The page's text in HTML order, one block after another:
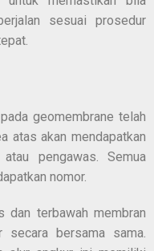
sesuai prosedur
geomembrane telah
atas akan mendapatkan
pengawas. Semua
nomor.
dan terbawah membran
secara bersama sama.